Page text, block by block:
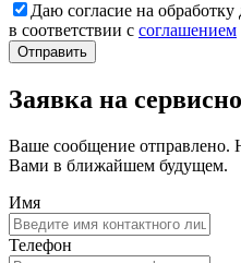
Даю согласие на
в соответствии с соглашением
Заявка на
Ваше сообщение отправлено.
Вами в ближайшем будущем.
Имя
Телефон